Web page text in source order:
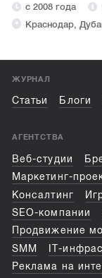
с 2008 года
Краснодар,
ЖУРНАЛ
Статьи Блоги
АГЕНТСТВА
Веб-студии
Маркетинг-
Консалтинг
SEO-компании
Продвижение
SMM
IT-
Реклама на